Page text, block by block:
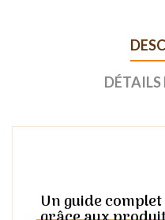
Un guide